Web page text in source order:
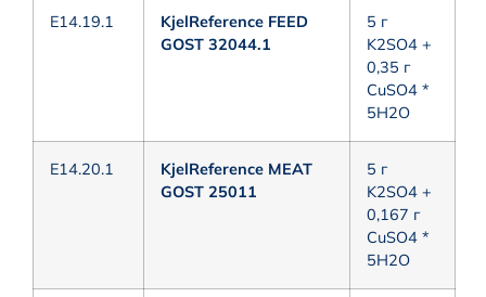
E14.19.1
KjelReference FEED
GOST 32044.1
5 г
K2SO4 +
0,35 г
CuSO4 *
5H2O
E14.20.1
KjelReference MEAT
GOST 25011
5 г
K2SO4 +
0,167 г
CuSO4 *
5H2O